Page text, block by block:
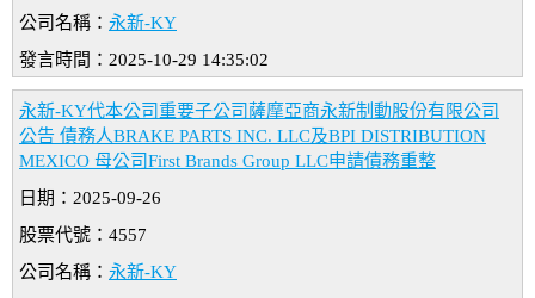
公司名稱： 永新-KY
發言時間：2025-10-29 14:35:02
永新-KY代本公司重要子公司薩摩亞商永新制動股份有限公司
公告 債務人BRAKE PARTS INC. LLC及BPI DISTRIBUTION
MEXICO 母公司First Brands Group LLC申請債務重整
日期：2025-09-26
股票代號：4557
公司名稱： 永新-KY